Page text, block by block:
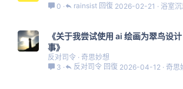
0
浴室沉
2026-02-21
rainsist
《关于我尝试使用 ai 绘画为翠鸟设
事》
反对司令 奇思妙想
3
奇思
2026-04-12
反对司令